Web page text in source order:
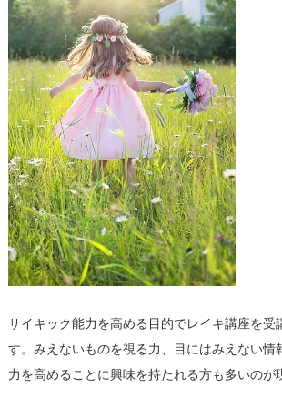
サイキック能力を高める目的でレイキ講座を受
す。みえないものを視る力、目にはみえない情
力を高めることに興味を持たれる方も多いのが